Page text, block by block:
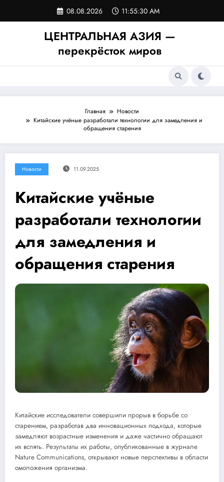
содержимому
08.08.2026 11:55:30 AM
ЦЕНТРАЛЬНАЯ АЗИЯ —
перекрёсток миров
Главная
Новости
Китайские учёные разработали технологии для замедления и
обращения старения
Новости 11.09.2025
Китайские учёные
разработали технологии
для замедления и
обращения старения
Китайские исследователи совершили прорыв в борьбе со
старением, разработав два инновационных подхода, которые
замедляют возрастные изменения и даже частично обращают
их вспять. Результаты их работы, опубликованные в журнале
Nature Communications, открывают новые перспективы в области
омоложения организма.